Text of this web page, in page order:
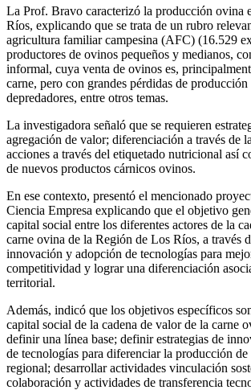
La Prof. Bravo caracterizó la producción ovina
Ríos, explicando que se trata de un rubro
agricultura familiar campesina (AFC) (16.529
productores de ovinos pequeños y medianos,
informal, cuya venta de ovinos es,
carne, pero con grandes pérdidas de producción
depredadores, entre otros temas.
La investigadora señaló que se requieren
agregación de valor; diferenciación a través de
acciones a través del etiquetado nutricional así
de nuevos productos cárnicos ovinos.
En ese contexto, presentó el mencionado
Ciencia Empresa explicando que el objetivo
capital social entre los diferentes actores de la
carne ovina de la Región de Los Ríos, a través
innovación y adopción de tecnologías para
competitividad y lograr una diferenciación
territorial.
Además, indicó que los objetivos específicos
capital social de la cadena de valor de la carne
definir una línea base; definir estrategias de
de tecnologías para diferenciar la producción
regional; desarrollar actividades vinculación
colaboración y actividades de transferencia